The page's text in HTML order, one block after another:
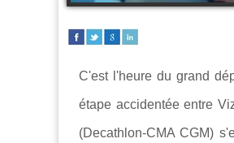
C'est l'heure du grand
étape accidentée entre
(Decathlon-CMA CGM)